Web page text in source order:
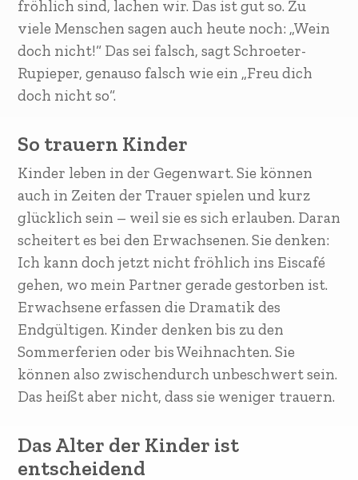
fröhlich sind, lachen wir. Das ist gut so. Zu
viele Menschen sagen auch heute noch: „Wein
doch nicht!“ Das sei falsch, sagt Schroeter-
Rupieper, genauso falsch wie ein „Freu dich
doch nicht so“.
So trauern Kinder
Kinder leben in der Gegenwart. Sie können
auch in Zeiten der Trauer spielen und kurz
glücklich sein – weil sie es sich erlauben. Daran
scheitert es bei den Erwachsenen. Sie denken:
Ich kann doch jetzt nicht fröhlich ins Eiscafé
gehen, wo mein Partner gerade gestorben ist.
Erwachsene erfassen die Dramatik des
Endgültigen. Kinder denken bis zu den
Sommerferien oder bis Weihnachten. Sie
können also zwischendurch unbeschwert sein.
Das heißt aber nicht, dass sie weniger trauern.
Das Alter der Kinder ist
entscheidend